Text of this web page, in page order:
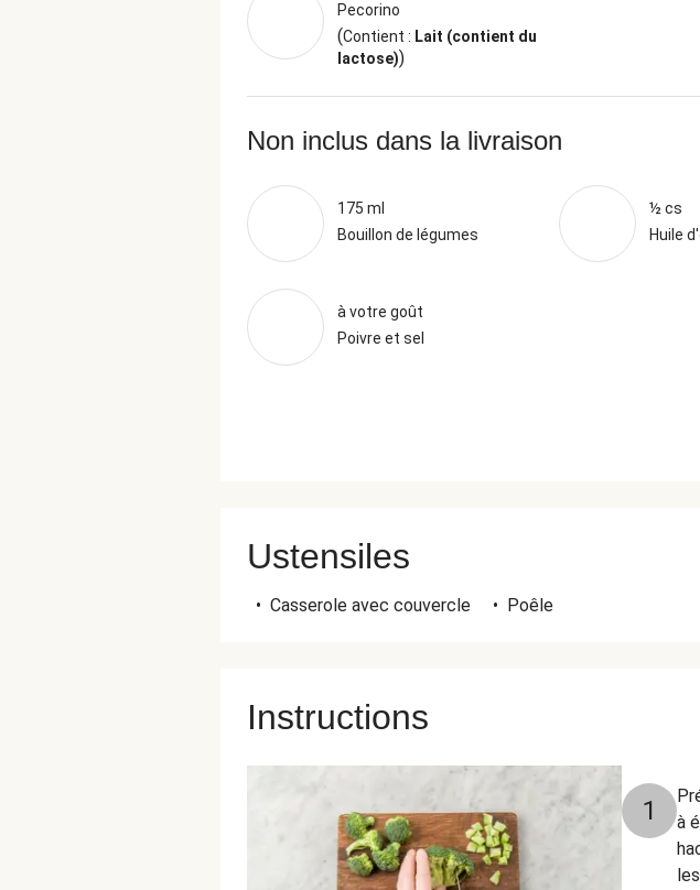
Pecorino
(Contient : Lait (contient du
lactose))
Non inclus dans la livraison
175 ml
Bouillon de légumes
½ cs
Huile
à votre goût
Poivre et sel
Ustensiles
• Casserole avec couvercle • Poêle
Instructions
1
à